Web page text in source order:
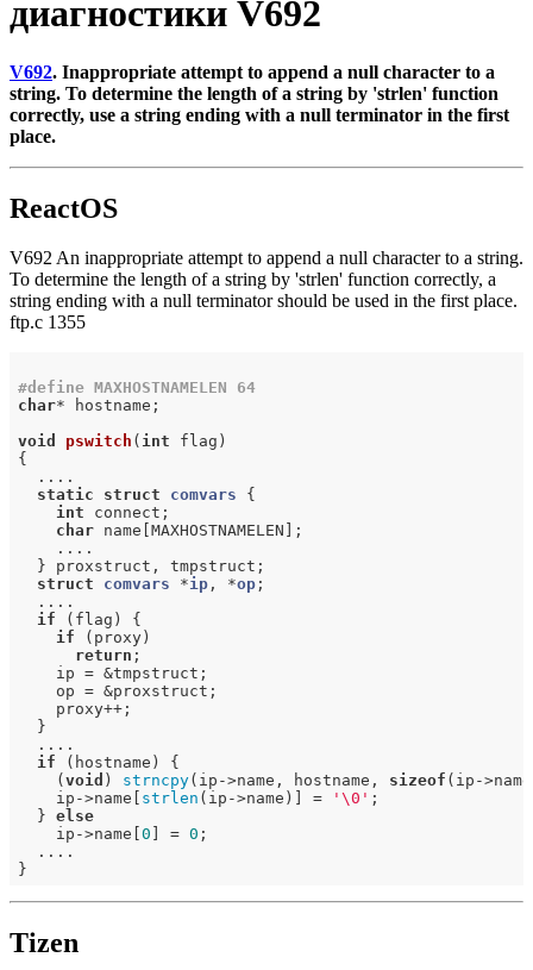
диагностики V692
V692. Inappropriate attempt to append a null character to a
string. To determine the length of a string by 'strlen' function
correctly, use a string ending with a null terminator in the first
place.
ReactOS
V692 An inappropriate attempt to append a null character to a string.
To determine the length of a string by 'strlen' function correctly, a
string ending with a null terminator should be used in the first place.
ftp.c 1355
#define MAXHOSTNAMELEN 64
char* hostname;
void
pswitch ( int flag)
{
  ....
static
struct comvars {
int connect;
char name[MAXHOSTNAMELEN];
    ....
  } proxstruct, tmpstruct;
struct
comvars *ip, *op;
  ....
if (flag) {
if (proxy)
return ;
    ip = &tmpstruct;
    op = &proxstruct;
    proxy++;
  }
  ....
if (hostname) {
    (
void ) strncpy(ip->name, hostname, sizeof (ip-
    ip->name[
strlen (ip->name)] = '\0'
  }
else
    ip->name[
0 ] = 0 ;
  ....
Tizen